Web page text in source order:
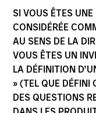
SI VOUS ÊTES
CONSIDÉRÉE
AU SENS DE LA
VOUS ÊTES UN
LA DÉFINITION
» (TEL QUE DÉFINI
DES QUESTIONS